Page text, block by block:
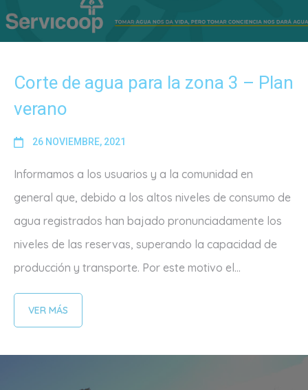
Corte de agua para la zona 3 – Plan
verano
26 NOVIEMBRE, 2021
Informamos a los usuarios y a la comunidad en
general que, debido a los altos niveles de consumo de
agua registrados han bajado pronunciadamente los
niveles de las reservas, superando la capacidad de
producción y transporte. Por este motivo el...
VER MÁS